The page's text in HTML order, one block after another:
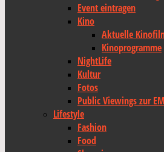
Event eintragen
Kino
Aktuelle
Kinoprogramme
NightLife
Kultur
Fotos
Public Viewings zur
Lifestyle
Fashion
Food